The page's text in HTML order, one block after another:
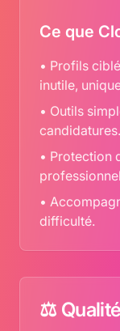
Ce que
• Profils
inutile,
• Outils
candidatures.
• Protection
•
difficulté.
⚖️